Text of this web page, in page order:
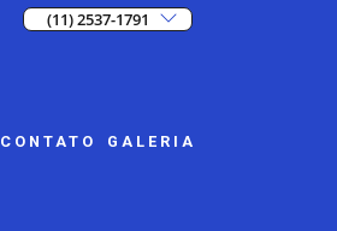
(11) 2537-1791
CONTATO GALERIA